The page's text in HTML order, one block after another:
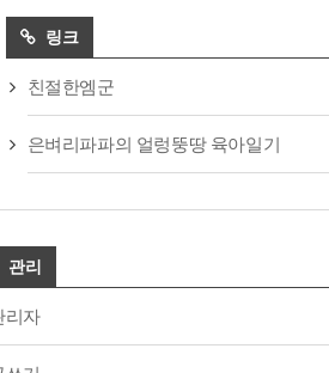
링크
친절한엠군
은벼리파파의 얼렁뚱땅 육아일기
관리
리자